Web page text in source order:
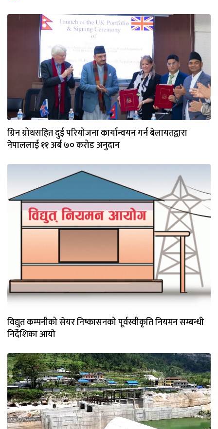
ग्रिन ग्रोथसहित दुई परियोजना कार्यान्वयन गर्न बेलायतद्वारा
नेपाललाई ११ अर्ब ७० करोड अनुदान
विद्युत कम्पनीको सेयर निष्कासनको पूर्वस्वीकृति नियमन सम्बन्धी
निर्देशिका आयो